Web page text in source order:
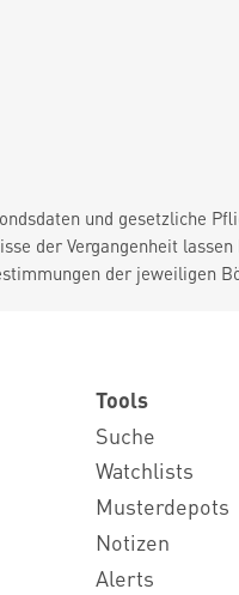
und gesetzliche
der Vergangenheit
der jeweiligen
Tools
Suche
Watchlists
Musterdepots
Notizen
Alerts